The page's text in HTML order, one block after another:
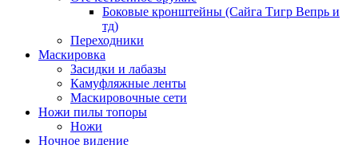
Боковые кронштейны (Сайга Тигр Вепрь и
тд)
Переходники
Маскировка
Засидки и лабазы
Камуфляжные ленты
Маскировочные сети
Ножи пилы топоры
Ножи
Ночное видение